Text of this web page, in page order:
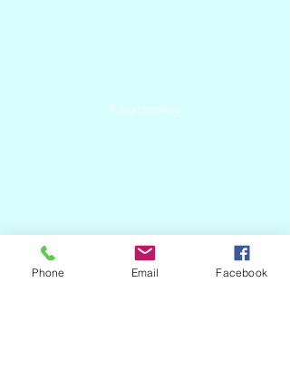
Privacybeleid
Pedagogisch
Project
Phone Email Facebook